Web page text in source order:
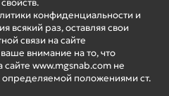
конфиденциальности и
всякий раз, оставляя свои
связи на сайте
внимание на то, что
www.mgsnab.com не
определяемой положениями ст.